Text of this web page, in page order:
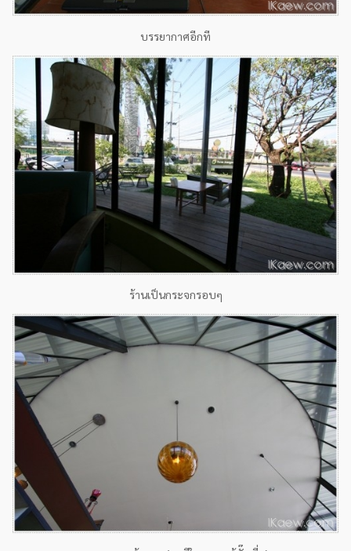
บรรยากาศอีกที
ร้านเป็นกระจกรอบๆ